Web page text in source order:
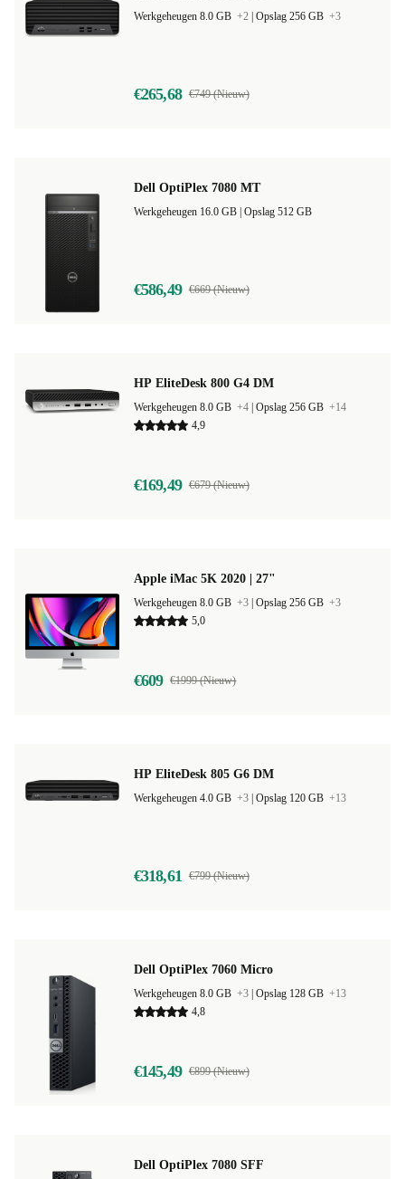
Werkgeheugen 8.0 GB +2 Opslag 256 GB +3
€265,68 €749 (Nieuw)
Dell OptiPlex 7080 MT
Opslag 512 GB
€586,49 €669 (Nieuw)
HP EliteDesk 800 G4 DM
Werkgeheugen 8.0 GB +4 Opslag 256 GB +14
4,9
€169,49 €679 (Nieuw)
Apple iMac 5K 2020 | 27"
Werkgeheugen 8.0 GB +3 Opslag 256 GB +3
5,0
€609 €1999 (Nieuw)
HP EliteDesk 805 G6 DM
Werkgeheugen 4.0 GB +3 Opslag 120 GB +13
€318,61 €799 (Nieuw)
Dell OptiPlex 7060 Micro
Werkgeheugen 8.0 GB +3 Opslag 128 GB +13
4,8
€145,49 €899 (Nieuw)
Dell OptiPlex 7080 SFF